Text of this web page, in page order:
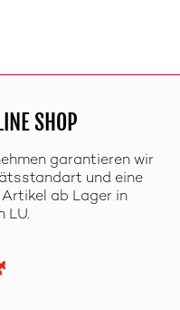
SHOP
garantieren wir
und eine
ab Lager in
LU.